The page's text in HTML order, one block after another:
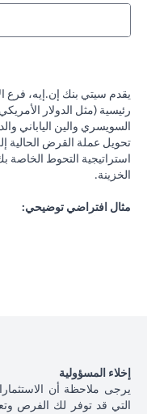
يقدم سيتي بنك إن.إيه، فرع
رئيسية (مثل الدولار
السويسري والين الياباني
تحويل عملة القرض الحالية
استراتيجية التحوط الخاصة
الخزينة.
مثال افتراضي توضيحي:
الدولار الأمريكي، فيمكنك
القروض
التجارية
ياباني بسعر 105 دولار أمريكي / ين ياباني ( سعر العميل)
دولار
إخلاء المسؤولية
يرجى ملاحظة أن
التي قد توفر لك الفرص